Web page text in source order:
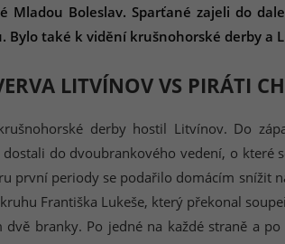
Mladou Boleslav. Sparťané zajeli do
Bylo také k vidění krušnohorské derby a
LITVÍNOV VS PIRÁTI
derby hostil Litvínov. Do
do dvoubrankového vedení, o které
první periody se podařilo domácím snížit
Františka Lukeše, který překonal
dvě branky. Po jedné na každé straně a